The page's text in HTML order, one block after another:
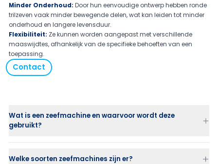
Minder Onderhoud: Door hun eenvoudige ontwerp hebben ronde
trilzeven vaak minder bewegende delen, wat kan leiden tot minder
onderhoud en langere levensduur.
Flexibiliteit: Ze kunnen worden aangepast met verschillende
maaswijdtes, afhankelijk van de specifieke behoeften van een
toepassing.
Contact
Wat is een zeefmachine en waarvoor wordt deze
gebruikt?
Welke soorten zeefmachines zijn er?